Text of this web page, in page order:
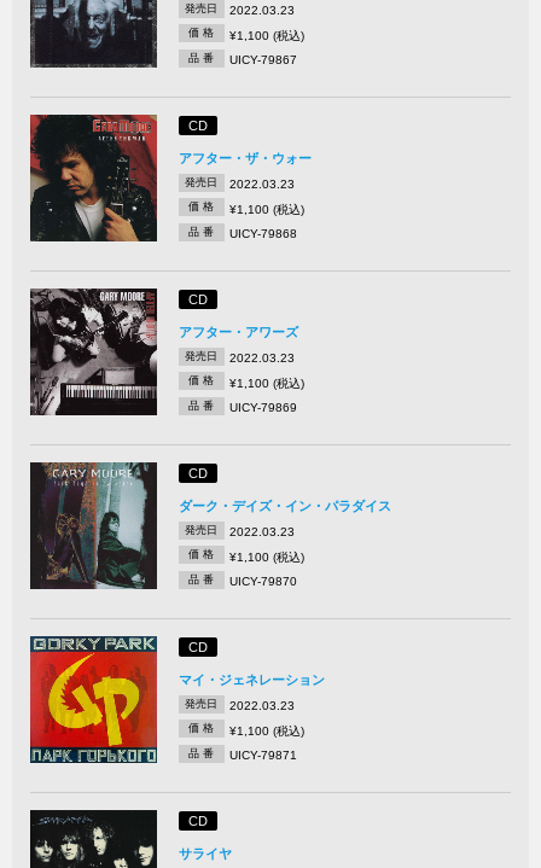
発売日 2022.03.23
価 格 ¥1,100 (税込)
品 番 UICY-79867
CD
アフター・ザ・ウォー
発売日 2022.03.23
価 格 ¥1,100 (税込)
品 番 UICY-79868
CD
アフター・アワーズ
発売日 2022.03.23
価 格 ¥1,100 (税込)
品 番 UICY-79869
CD
ダーク・デイズ・イン・パラダイス
発売日 2022.03.23
価 格 ¥1,100 (税込)
品 番 UICY-79870
CD
マイ・ジェネレーション
発売日 2022.03.23
価 格 ¥1,100 (税込)
品 番 UICY-79871
CD
サライヤ